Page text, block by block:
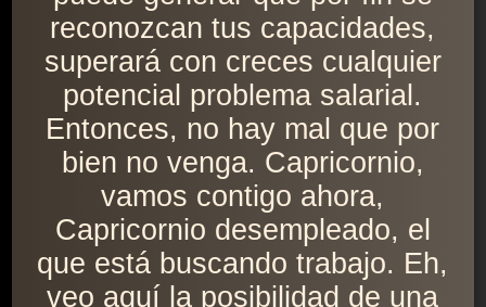
reconozcan tus capacidades,
superará con creces cualquier
potencial problema salarial.
Entonces, no hay mal que por
bien no venga. Capricornio,
vamos contigo ahora,
Capricornio desempleado, el
que está buscando trabajo. Eh,
veo aquí la posibilidad de una